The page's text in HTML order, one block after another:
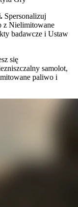
Spersonalizuj
z Nielimitowane
badawcze i Ustaw
się
samolot,
paliwo i